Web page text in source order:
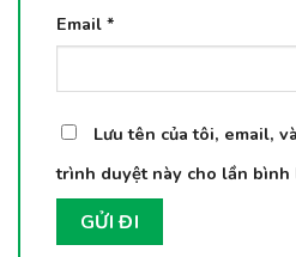
Email *
Lưu tên của tôi, email,
trình duyệt này cho lần bình